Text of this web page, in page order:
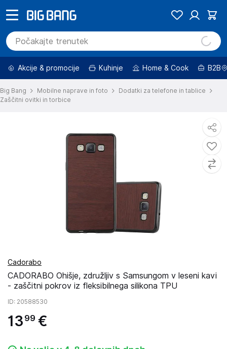
Akcije & promocije Kuhinje Home & Cook B2B
Big Bang Mobilne naprave in foto
Dodatki za telefone in tablice
Zaščitni ovitki in torbice
Cadorabo
CADORABO Ohišje, združljiv s Samsungom v leseni kavi
- zaščitni pokrov iz fleksibilnega silikona TPU
ID: 20588530
13 99 €